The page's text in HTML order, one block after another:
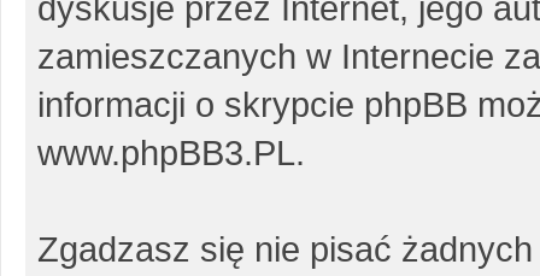
dyskusje przez Internet, jego
zamieszczanych w Internecie
informacji o skrypcie phpBB
www.phpBB3.PL.
Zgadzasz się nie pisać